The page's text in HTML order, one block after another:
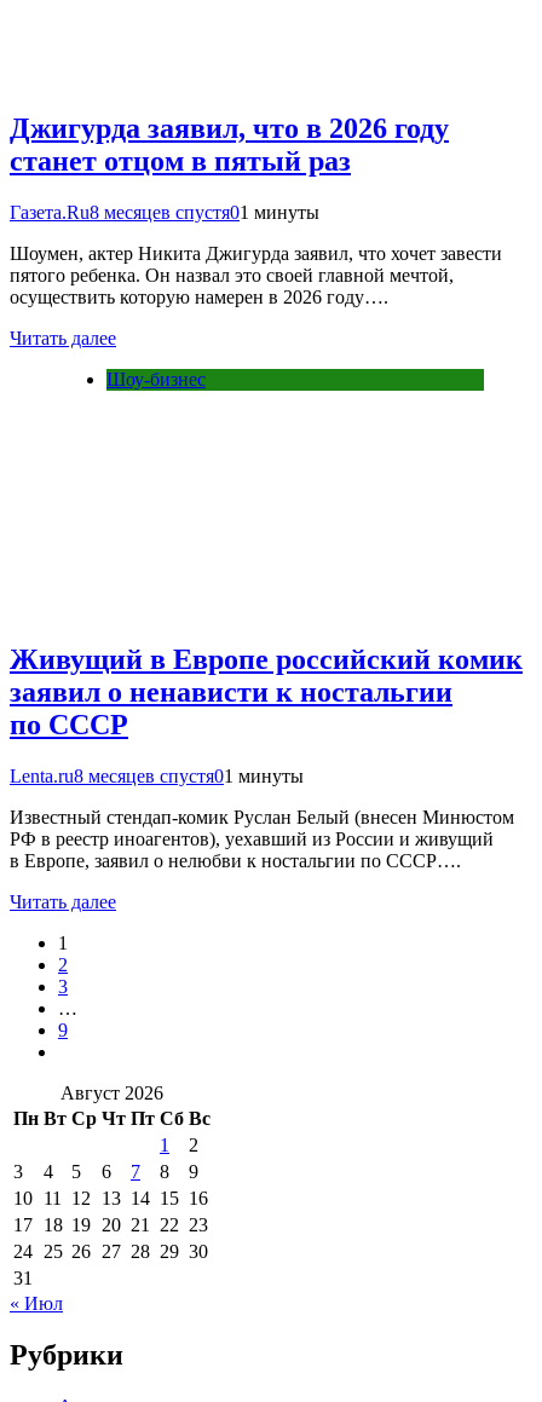
Джигурда заявил, что в 2026 году
станет отцом в пятый раз
Газета.Ru8 месяцев спустя01 минуты
Шоумен, актер Никита Джигурда заявил, что хочет завести
пятого ребенка. Он назвал это своей главной мечтой,
осуществить которую намерен в 2026 году….
Читать далее
Шоу-бизнес
Живущий в Европе российский комик
заявил о ненависти к ностальгии
по СССР
Lenta.ru8 месяцев спустя01 минуты
Известный стендап-комик Руслан Белый (внесен Минюстом
РФ в реестр иноагентов), уехавший из России и живущий
в Европе, заявил о нелюбви к ностальгии по СССР….
Читать далее
1
2
3
…
9
Август 2026
Пн Вт Ср Чт Пт Сб Вс
1
2
3
4 5 6 7 8
9
10 11 12 13 14 15 16
17 18 19 20 21 22 23
24 25 26 27 28 29 30
31
« Июл
Рубрики